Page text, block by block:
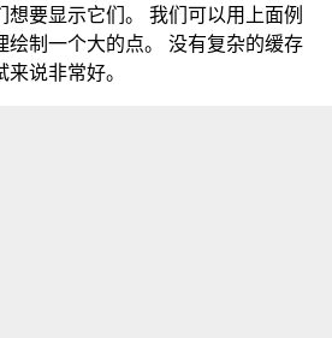
想要显示它们。 我们可以用上面例
绘制一个大的点。 没有复杂的缓存
说非常好。